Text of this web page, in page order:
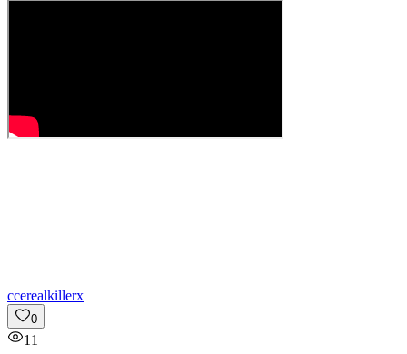
ccerealkillerx
0
11